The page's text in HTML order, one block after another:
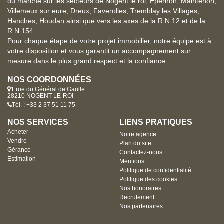
Villemeux sur eure, Dreux, Faverolles, Tremblay les Villages,
Hanches, Houdan ainsi que vers les axes de la R.N.12 et de la
R.N.154.
Pour chaque étape de votre projet immobilier, notre équipe est à
votre disposition et vous garantit un accompagnement sur
mesure dans le plus grand respect et la confiance.
NOS COORDONNÉES
1 rue du Général de Gaulle
28210 NOGENT-LE-ROI
Tél. : +33 2 37 51 11 75
NOS SERVICES
Acheter
Vendre
Gérance
Estimation
LIENS PRATIQUES
Notre agence
Plan du site
Contactez-nous
Mentions
Politique de confidentialité
Politique des cookies
Nos honoraires
Recrutement
Nos partenaires